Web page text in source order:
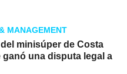
MANAGEMENT
minisúper de Costa
ganó una disputa legal a